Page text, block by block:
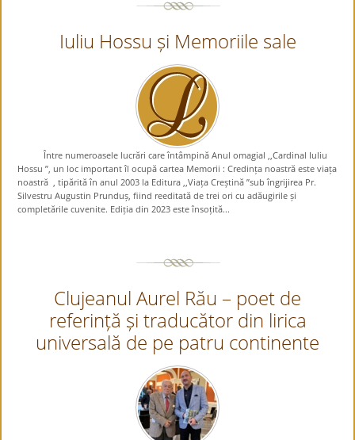
Iuliu Hossu și Memoriile sale
Între numeroasele lucrări care întâmpină Anul omagial ,,Cardinal Iuliu
Hossu ”, un loc important îl ocupă cartea Memorii : Credința noastră este viața
noastră , tipărită în anul 2003 la Editura ,,Viața Creștină ”sub îngrijirea Pr.
Silvestru Augustin Prunduș, fiind reeditată de trei ori cu adăugirile și
completările cuvenite. Ediția din 2023 este însoțită...
Clujeanul Aurel Rău – poet de
referință și traducător din lirica
universală de pe patru continente